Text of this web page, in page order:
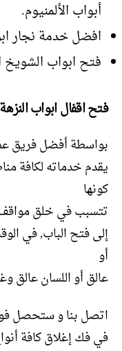
أبواب الألمنيوم.
افضل خدمة نجار
فتح ابواب الشويخ
فتح اقفال ابواب النزهة
بواسطة أفضل فريق
يقدم خدماته لكافة
كونها
تتسبب في خلق
إلى فتح الباب, في
أو
عالق أو اللسان عالق
اتصل بنا و ستحصل
في فك إغلاق كافة